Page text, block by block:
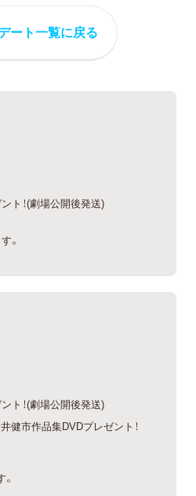
ート一覧に戻る
ト！(劇場公開後発送)
。
ト！(劇場公開後発送)
健市作品集DVDプレゼント！